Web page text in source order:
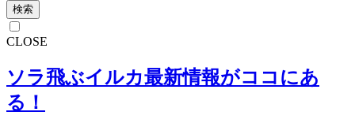
検索
CLOSE
ソラ飛ぶイルカ最新情報がココにあ
る！